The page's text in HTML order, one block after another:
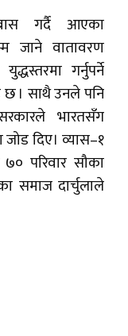
गर्दै आएका
जाने वातावरण
गर्नुपर्ने
छ । साथै उनले पनि
भारतसँग
जोड दिए। व्यास–१
परिवार सौका
समाज दार्चुलाले